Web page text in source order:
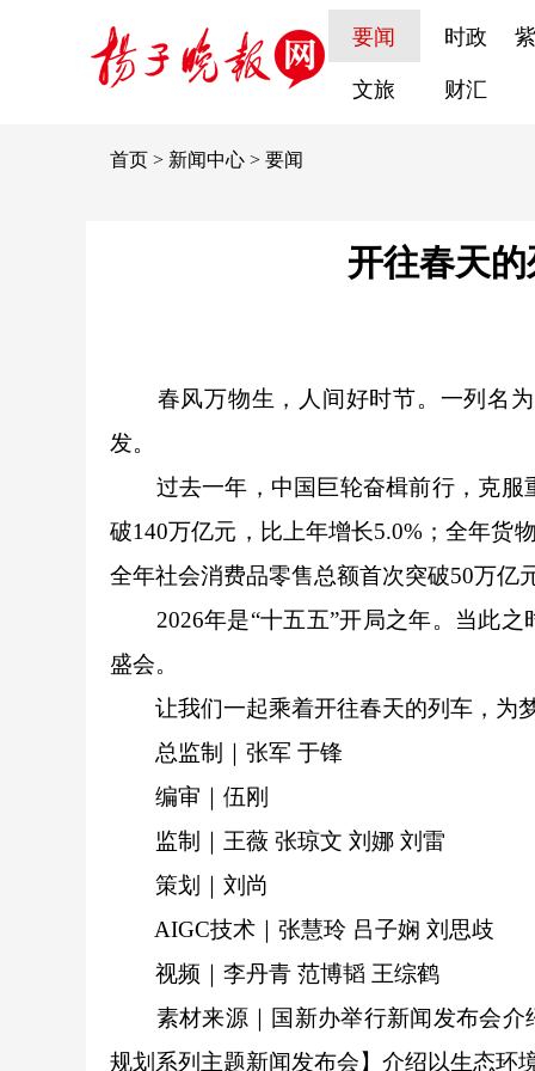
要闻 时政
文旅 财汇
首页 > 新闻中心 > 要闻
开往春天
春风万物生，人间好时节。一列名为
发。
过去一年，中国巨轮奋楫前行，克服
破140万亿元，比上年增长5.0%；全年货
全年社会消费品零售总额首次突破50万
2026年是“十五五”开局之年。当此之
盛会。
让我们一起乘着开往春天的列车，为
总监制｜张军 于锋
编审｜伍刚
监制｜王薇 张琼文 刘娜 刘雷
策划｜刘尚
AIGC技术｜张慧玲 吕子娴 刘思歧
视频｜李丹青 范博韬 王综鹤
素材来源｜国新办举行新闻发布会
规划系列主题新闻发布会】介绍以生态环